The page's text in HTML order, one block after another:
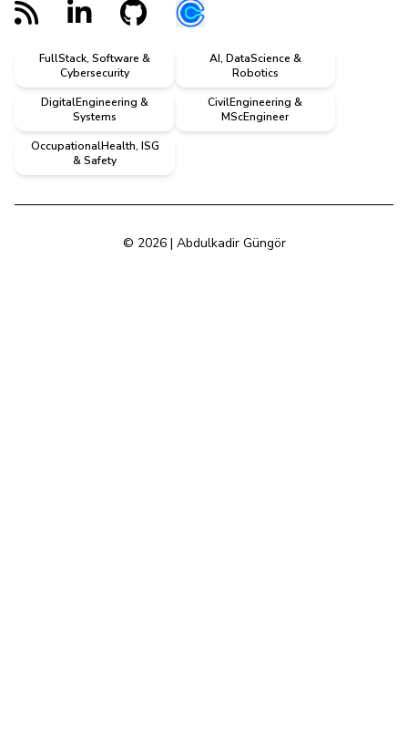
FullStack, Software &
Cybersecurity
AI, DataScience &
Robotics
DigitalEngineering &
Systems
CivilEngineering &
MScEngineer
OccupationalHealth, ISG
& Safety
© 2026 | Abdulkadir Güngör